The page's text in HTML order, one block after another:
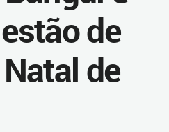
de
de